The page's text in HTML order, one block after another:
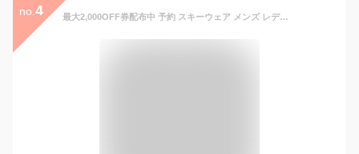
no. 4 最大2,000OFF券配布中 予約 スキーウェア メンズ レディース 上下セット 雪遊び スノーウェア ジャケット パンツ ウェア ウエア 暖かい 激安 スノーボードウェア スノボーウェア スノボウェア ボードウェア も取り扱い POSKI-129NW